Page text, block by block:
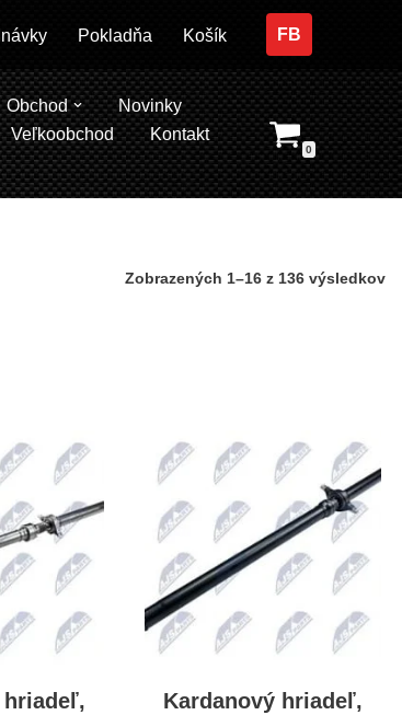
Pokladňa Košík FB
Obchod
Novinky
Veľkoobchod
Kontakt
0
Zobrazených 1–16 z 136 výsledkov
hriadeľ,
Kardanový hriadeľ,